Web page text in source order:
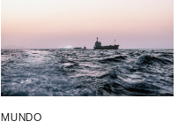
MUNDO